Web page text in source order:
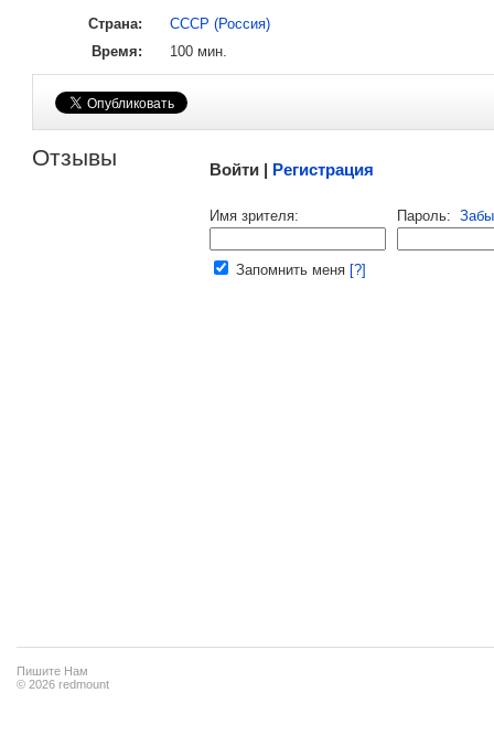
Страна:
СССР (Россия)
Время:
100 мин.
Отзывы Войти | Регистрация
Имя зрителя: Пароль:
Запомнить меня [?]
Пишите Нам
© 2026 redmount